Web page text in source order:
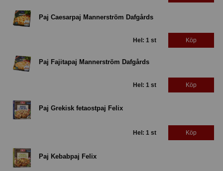
Paj Caesarpaj Mannerström Dafgårds
Hel: 1 st Köp
Paj Fajitapaj Mannerström Dafgårds
Hel: 1 st Köp
Paj Grekisk fetaostpaj Felix
Hel: 1 st Köp
Paj Kebabpaj Felix